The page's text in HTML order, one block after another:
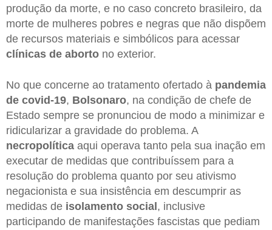
produção da morte, e no caso concreto brasileiro, da
morte de mulheres pobres e negras que não dispõem
de recursos materiais e simbólicos para acessar
clínicas de aborto no exterior.
No que concerne ao tratamento ofertado à pandemia
de covid-19, Bolsonaro, na condição de chefe de
Estado sempre se pronunciou de modo a minimizar e
ridicularizar a gravidade do problema. A
necropolítica aqui operava tanto pela sua inação em
executar de medidas que contribuíssem para a
resolução do problema quanto por seu ativismo
negacionista e sua insistência em descumprir as
medidas de isolamento social , inclusive
participando de manifestações fascistas que pediam